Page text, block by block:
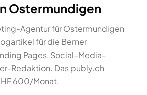
Ostermundigen
Agentur für Ostermundigen
für die Berner
Pages, Social-Media-
Redaktion. Das publy.ch
600/Monat.